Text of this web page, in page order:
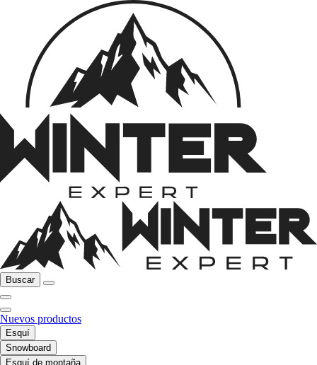
Buscar
Nuevos productos
Esquí
Snowboard
Esquí de montaña